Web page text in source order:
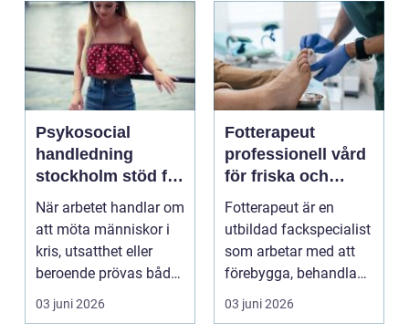
Psykosocial
handledning
stockholm stöd för
hållbart arbete
med människor
När arbetet handlar om
att möta människor i
kris, utsatthet eller
beroende prövas både
yrkesrollen o...
03 juni 2026
Fotterapeut
professionell vård
för friska och
starkare fötter
Fotterapeut är en
utbildad fackspecialist
som arbetar med att
förebygga, behandla
och lindra problem...
03 juni 2026